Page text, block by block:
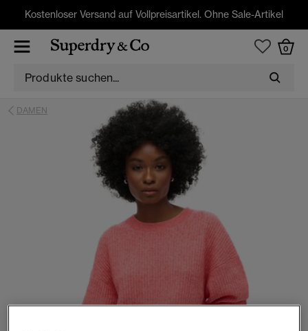
Kostenloser Versand auf Vollpreisartikel. Ohne Sale-Artikel
0
DAMEN